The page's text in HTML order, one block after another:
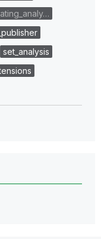
set_analysis